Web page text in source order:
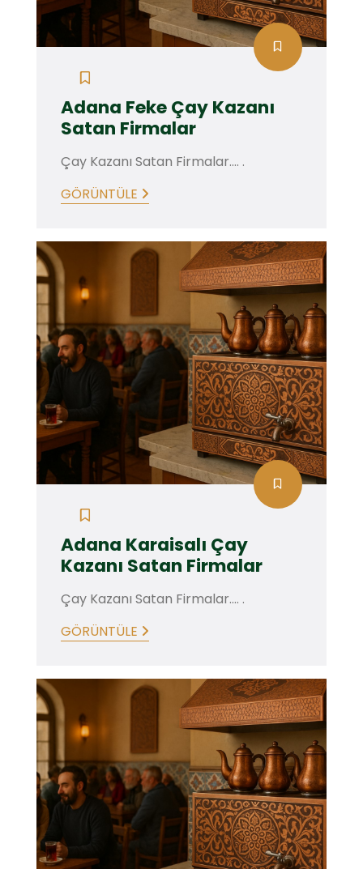
Adana Feke Çay Kazanı
Satan Firmalar
Çay Kazanı Satan Firmalar.... .
GÖRÜNTÜLE
Adana Karaisalı Çay
Kazanı Satan Firmalar
Çay Kazanı Satan Firmalar.... .
GÖRÜNTÜLE